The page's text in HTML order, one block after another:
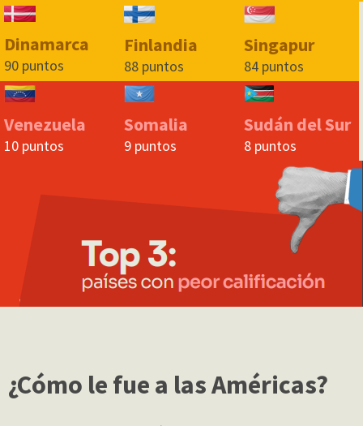
Dinamarca
90 puntos
Finlandia
88 puntos
Singapur
84 puntos
Venezuela
10 puntos
Somalia
9 puntos
Sudán del Sur
8 puntos
¿Cómo le fue a las Américas?